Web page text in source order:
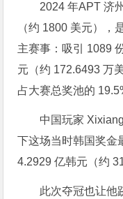
2024 年APT 济
（约 1800 美元），
主赛事：吸引 1089
元（约 172.6493 万
占大赛总奖池的
中国玩家
下这场当时韩国奖金
4.2929 亿韩元（约
此次夺冠也让他